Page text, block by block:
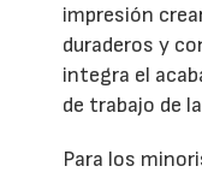
impresión
duraderos y
integra el
de trabajo de
Para los